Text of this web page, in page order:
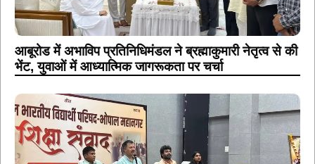
आबूरोड में अभाविप प्रतिनिधिमंडल ने ब्रह्माकुमारी नेतृत्व से की
भेंट, युवाओं में आध्यात्मिक जागरूकता पर चर्चा